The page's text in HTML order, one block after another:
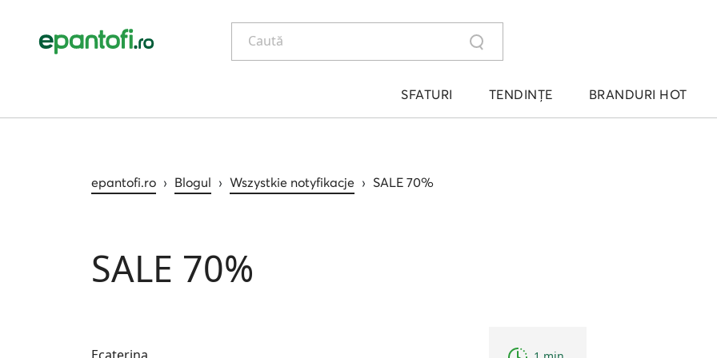
Caută
SFATURI TENDINȚE BRANDURI HOT
epantofi.ro › Blogul › Wszystkie notyfikacje › SALE 70%
SALE 70%